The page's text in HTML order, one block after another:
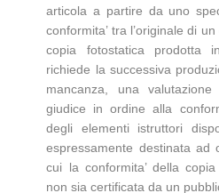
articola a partire da uno
conformita’ tra l’originale di
copia fotostatica prodotta
richiede la successiva
mancanza, una
giudice in ordine alla
degli elementi istruttori
espressamente destinata ad
cui la conformita’ della
non sia certificata da un